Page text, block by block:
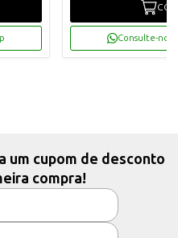
Consulte-nos
um cupom de desconto
compra!